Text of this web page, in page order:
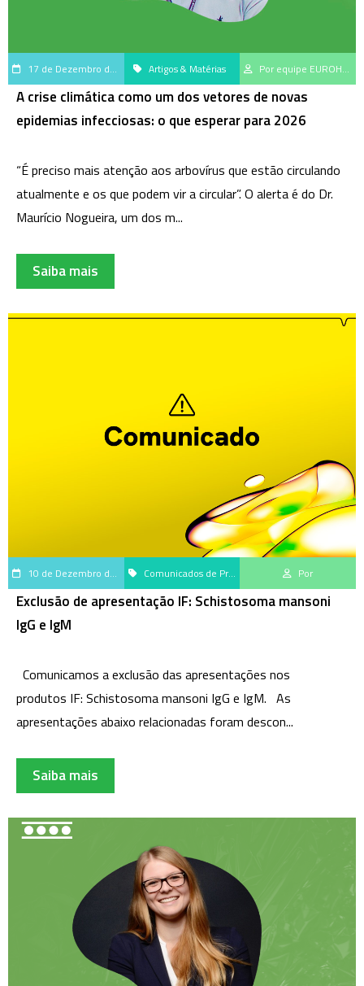
17 de Dezembro de 2025 Artigos & Matérias Por equipe EUROHub, centro de geração e disseminação do saber científico da EUROIMMUN Brasil
A crise climática como um dos vetores de novas
epidemias infecciosas: o que esperar para 2026
“É preciso mais atenção aos arbovírus que estão circulando
atualmente e os que podem vir a circular”. O alerta é do Dr.
Maurício Nogueira, um dos m...
Saiba mais
10 de Dezembro de 2025 Comunicados de Produtos Por
Exclusão de apresentação IF: Schistosoma mansoni
IgG e IgM
Comunicamos a exclusão das apresentações nos
produtos IF: Schistosoma mansoni IgG e IgM. As
apresentações abaixo relacionadas foram descon...
Saiba mais